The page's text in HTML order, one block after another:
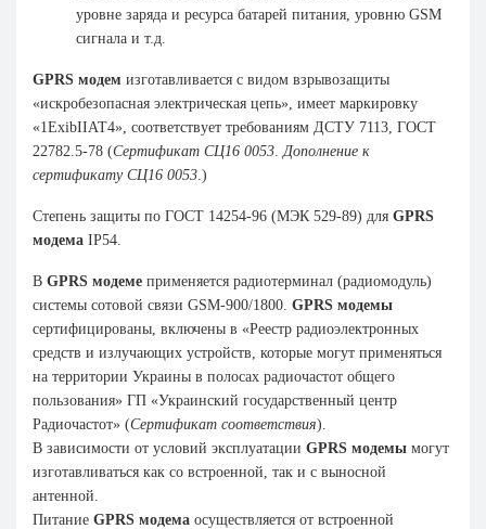
уровне заряда и ресурса батарей питания, уровню GSM
сигнала и т.д.
GPRS модем изготавливается с видом взрывозащиты
«искробезопасная электрическая цепь», имеет маркировку
«1ЕхibIIАТ4», соответствует требованиям ДСТУ 7113, ГОСТ
22782.5-78 (Сертификат СЦ16 0053.Дополнение к
сертификату СЦ16 0053.)
Степень защиты по ГОСТ 14254-96 (МЭК 529-89) для GPRS
модема IP54.
В GPRS модеме применяется радиотерминал (радиомодуль)
системы сотовой связи GSM-900/1800. GPRS модемы
сертифицированы, включены в «Реестр радиоэлектронных
средств и излучающих устройств, которые могут применяться
на территории Украины в полосах радиочастот общего
пользования» ГП «Украинский государственный центр
Радиочастот» (Сертификат соответствия).
В зависимости от условий эксплуатации GPRS модемы могут
изготавливаться как со встроенной, так и с выносной
антенной.
Питание GPRS модема осуществляется от встроенной